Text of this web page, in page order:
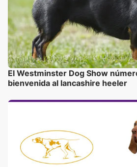
El Westminster Dog Show
bienvenida al lancashire heeler